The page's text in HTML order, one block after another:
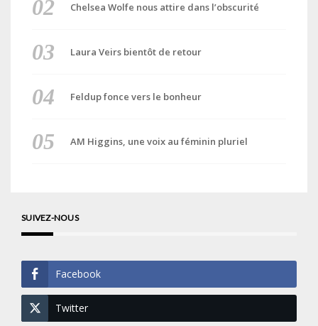
Chelsea Wolfe nous attire dans l’obscurité
Laura Veirs bientôt de retour
Feldup fonce vers le bonheur
AM Higgins, une voix au féminin pluriel
SUIVEZ-NOUS
Facebook
Twitter